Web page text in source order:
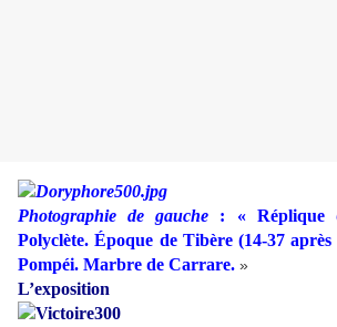
Photographie de gauche : « Réplique
Polyclète. Époque de Tibère (14-37
Pompéi. Marbre de Carrare. »
L’exposition